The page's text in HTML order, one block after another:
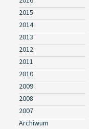
2015
2014
2013
2012
2011
2010
2009
2008
2007
Archiwum